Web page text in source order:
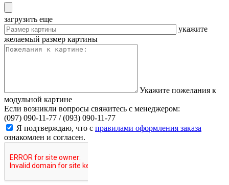
загрузить еще
укажите
желаемый размер картины
Укажите пожелания к
модульной картине
Если возникли вопросы свяжитесь с менеджером:
(097) 090-11-77 /(093) 090-11-77
Я подтверждаю, что с правилами оформления заказа
ознакомлен и согласен.